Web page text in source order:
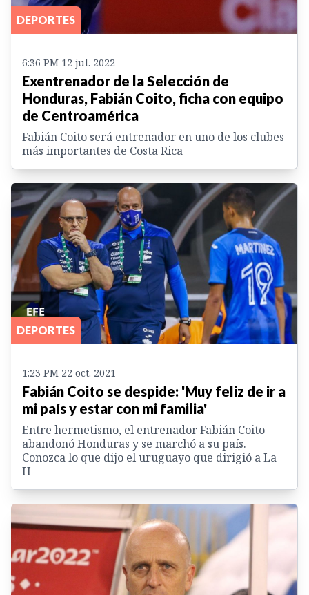
DEPORTES
6:36 PM 12 jul. 2022
Exentrenador de la Selección de
Honduras, Fabián Coito, ficha con equipo
de Centroamérica
Fabián Coito será entrenador en uno de los clubes
más importantes de Costa Rica
DEPORTES
1:23 PM 22 oct. 2021
Fabián Coito se despide: 'Muy feliz de ir a
mi país y estar con mi familia'
Entre hermetismo, el entrenador Fabián Coito
abandonó Honduras y se marchó a su país.
Conozca lo que dijo el uruguayo que dirigió a La
H